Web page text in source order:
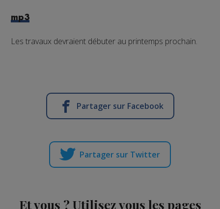
mp3
Les travaux devraient débuter au printemps prochain.
Partager sur Facebook
Partager sur Twitter
Et vous ? Utilisez vous les pages